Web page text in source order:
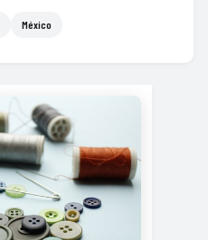
México